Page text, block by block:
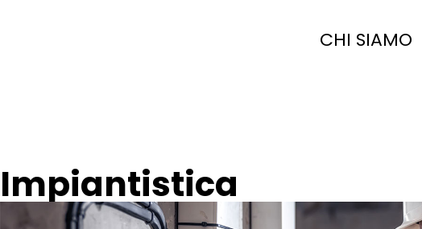
CHI SIAMO
Impiantistica